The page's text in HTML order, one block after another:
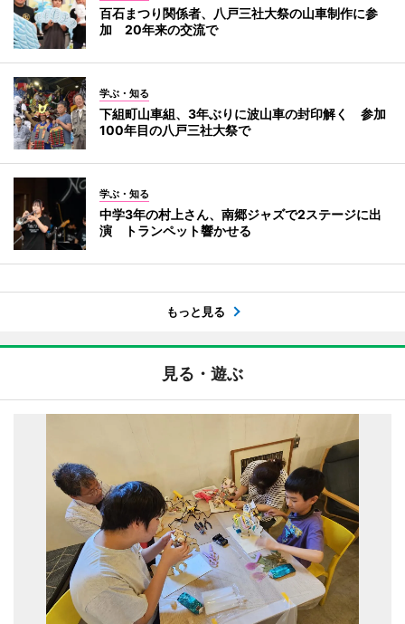
百石まつり関係者、八戸三社大祭の山車制作に参
加 20年来の交流で
学ぶ・知る
下組町山車組、3年ぶりに波山車の封印解く 参加
100年目の八戸三社大祭で
学ぶ・知る
中学3年の村上さん、南郷ジャズで2ステージに出
演 トランペット響かせる
もっと見る
見る・遊ぶ